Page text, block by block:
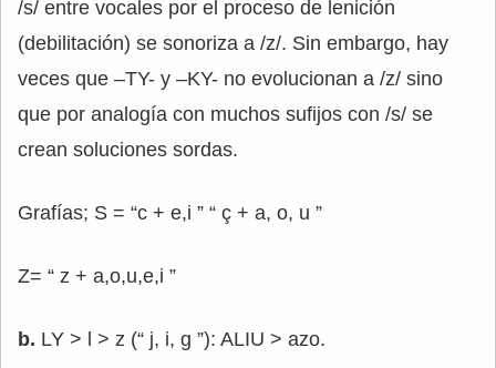
/s/ entre vocales por el proceso de lenición
(debilitación) se sonoriza a /z/. Sin embargo, hay
veces que –TY- y –KY- no evolucionan a /z/ sino
que por analogía con muchos sufijos con /s/ se
crean soluciones sordas.
Grafías; S = “c + e,i ” “ ç + a, o, u ”
Z= “ z + a,o,u,e,i ”
b. LY > l > z (“ j, i, g ”): ALIU > azo.